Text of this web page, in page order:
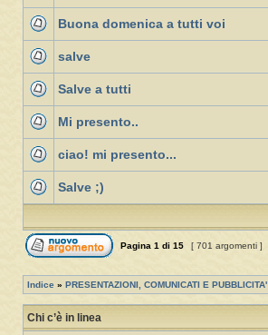
Buona domenica a tutti voi
salve
Salve a tutti
Mi presento..
ciao! mi presento...
Salve ;)
Pagina 1 di 15 [ 701 argomenti ]
Indice » PRESENTAZIONI, COMUNICATI E PUBBLICITA'
Chi c’è in linea